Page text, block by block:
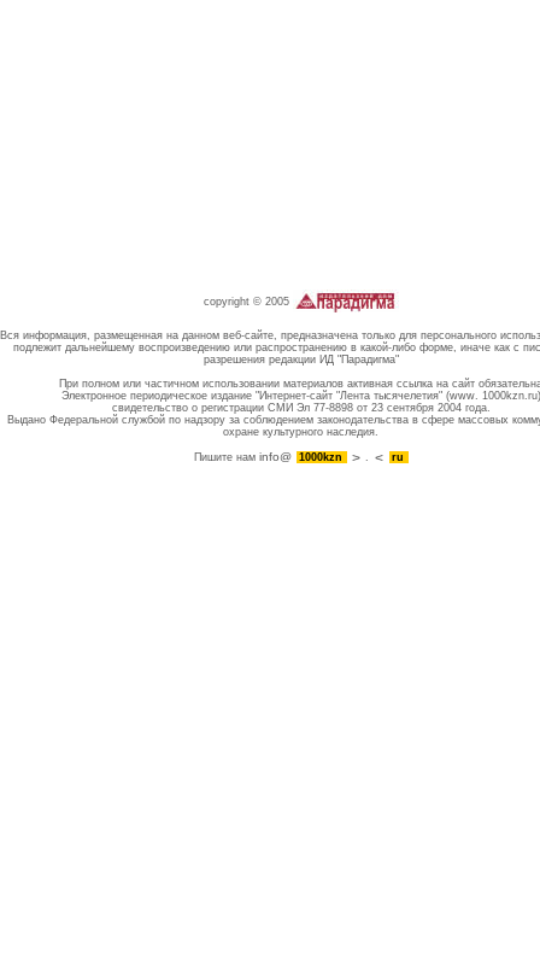
copyright © 2005
Вся информация, размещенная на данном веб-сайте, предназначена только для персонального
подлежит дальнейшему воспроизведению или распространению в какой-либо форме, иначе как с
разрешения редакции ИД "Парадигма"
При полном или частичном использовании материалов активная ссылка на сайт
Электронное периодическое издание "Интернет-сайт "Лента тысячелетия" (www. 1000kzn.ru)
свидетельство о регистрации СМИ Эл 77-8898 от 23 сентября 2004 года.
Выдано Федеральной службой по надзору за соблюдением законодательства в сфере массовых
охране культурного наследия.
Пишите намinfo@ 1000kzn . ru